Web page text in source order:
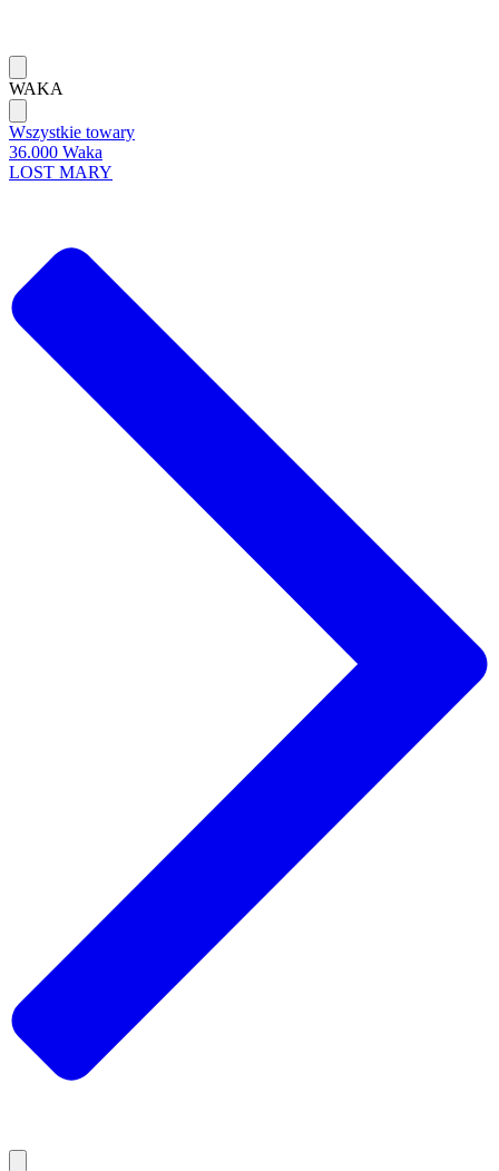
WAKA
Wszystkie towary
36.000 Waka
LOST MARY